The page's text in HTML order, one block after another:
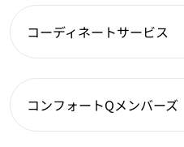
コーディネートサービス
コンフォートQメンバーズ